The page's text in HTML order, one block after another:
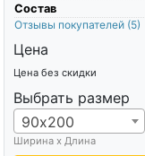
Состав
Отзывы покупателей (5)
Цена
Цена без скидки
Выбрать размер
90х200
Ширина х Длина